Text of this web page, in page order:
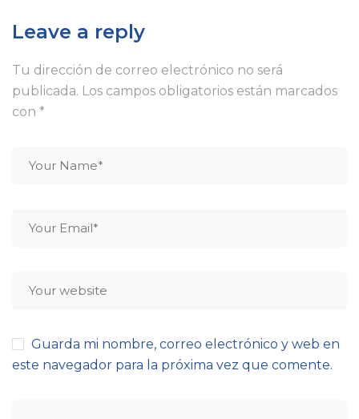
Leave a reply
Tu dirección de correo electrónico no será
publicada. Los campos obligatorios están marcados
con *
Guarda mi nombre, correo electrónico y web en
este navegador para la próxima vez que comente.